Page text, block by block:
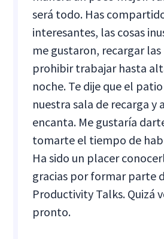
será todo. Has
interesantes, las cosas
me gustaron, recargar
prohibir trabajar hasta
noche. Te dije que el
nuestra sala de recarga y
encanta. Me gustaría
tomarte el tiempo de
Ha sido un placer
gracias por formar parte
Productivity Talks. Quizá
pronto.